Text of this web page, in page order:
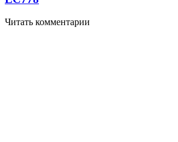
Читать комментарии